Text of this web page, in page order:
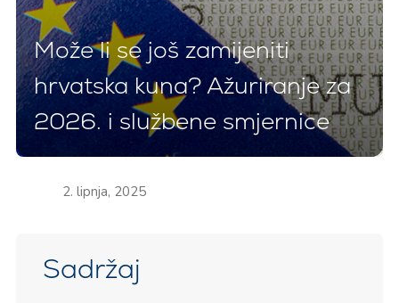
Može li se još zamijeniti
hrvatska kuna? Ažuriranje za
2026. i službene smjernice
2. lipnja, 2025
Sadržaj